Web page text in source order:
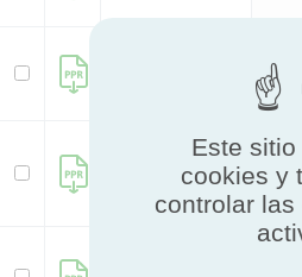
AirlineSTEste sitio
cookies y
controlar